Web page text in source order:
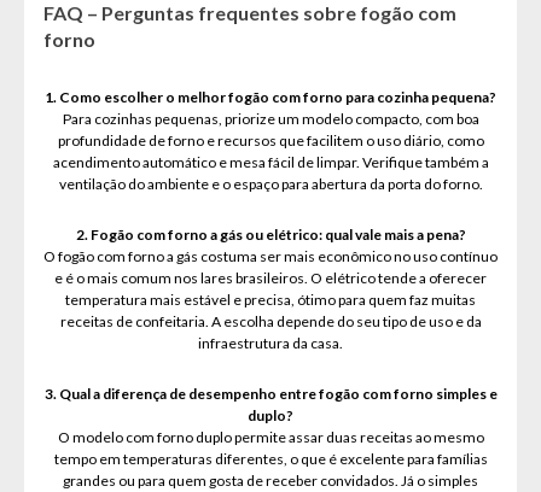
FAQ – Perguntas frequentes sobre fogão com
forno
1. Como escolher o melhor fogão com forno para cozinha pequena?
Para cozinhas pequenas, priorize um modelo compacto, com boa
profundidade de forno e recursos que facilitem o uso diário, como
acendimento automático e mesa fácil de limpar. Verifique também a
ventilação do ambiente e o espaço para abertura da porta do forno.
2. Fogão com forno a gás ou elétrico: qual vale mais a pena?
O fogão com forno a gás costuma ser mais econômico no uso contínuo
e é o mais comum nos lares brasileiros. O elétrico tende a oferecer
temperatura mais estável e precisa, ótimo para quem faz muitas
receitas de confeitaria. A escolha depende do seu tipo de uso e da
infraestrutura da casa.
3. Qual a diferença de desempenho entre fogão com forno simples e
duplo?
O modelo com forno duplo permite assar duas receitas ao mesmo
tempo em temperaturas diferentes, o que é excelente para famílias
grandes ou para quem gosta de receber convidados. Já o simples